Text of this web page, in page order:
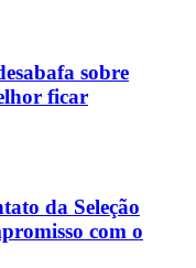
sobre
ficar
da Seleção
com o